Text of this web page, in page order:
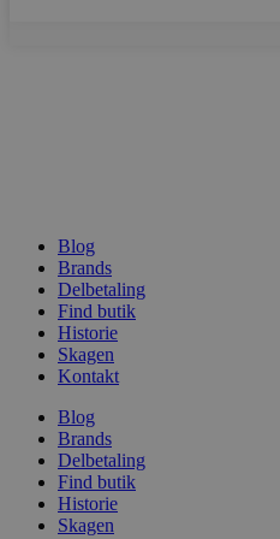
Blog
Brands
Delbetaling
Find butik
Historie
Skagen
Kontakt
Blog
Brands
Delbetaling
Find butik
Historie
Skagen
woocommerce_cart_hash